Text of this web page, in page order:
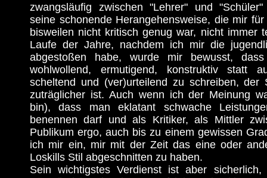
zwangsläufig zwischen "Lehrer" und
seine schonende Herangehensweise, die mir
bisweilen nicht kritisch genug war, nicht immer
Laufe der Jahre, nachdem ich mir die
abgestoßen habe, wurde mir bewusst,
wohlwollend, ermutigend, konstruktiv statt
scheltend und (ver)urteilend zu schreiben, der
zuträglicher ist. Auch wenn ich der Meinung
bin), dass man eklatant schwache
benennen darf und als Kritiker, als Mittler
Publikum ergo, auch bis zu einem gewissen
ich mir ein, mir mit der Zeit das eine oder
Loskills Stil abgeschnitten zu haben.
Sein wichtigstes Verdienst ist aber